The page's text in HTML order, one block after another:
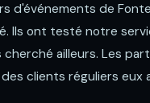
d'événements de
Ils ont testé notre
ailleurs. Les
clients réguliers eux